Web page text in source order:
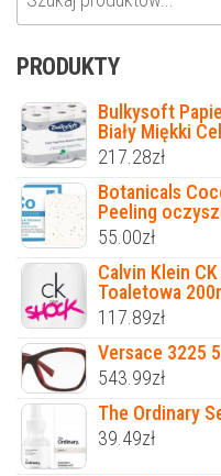
PRODUKTY
Bulkysoft
Biały Miękki
217.28zł
Botanicals
Peeling
55.00zł
Calvin Klein
Toaletowa
117.89zł
Versace 3225
543.99zł
The Ordinary
39.49zł